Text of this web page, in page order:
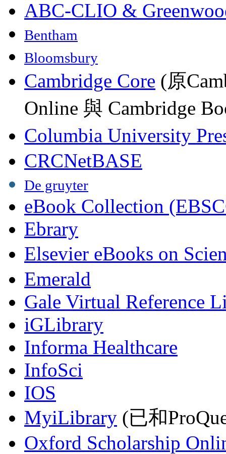
ABC-CLIO &
Bentham
Bloomsbury
Cambridge Core (原
Online 與 Cambridge
Columbia University
CRCNetBASE
De gruyter
eBook Collection
Ebrary
Elsevier eBooks on
Emerald
Gale Virtual Reference
iGLibrary
Informa Healthcare
InfoSci
IOS
MyiLibrary (已和
Oxford Scholarship